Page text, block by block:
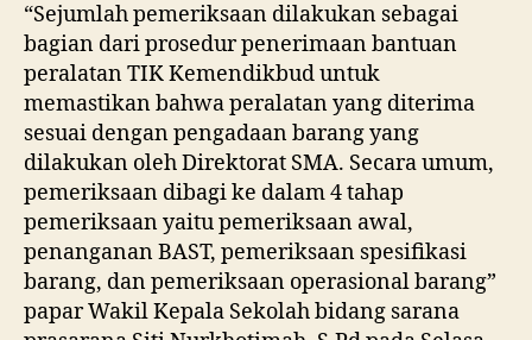
“Sejumlah pemeriksaan dilakukan sebagai
bagian dari prosedur penerimaan bantuan
peralatan TIK Kemendikbud untuk
memastikan bahwa peralatan yang diterima
sesuai dengan pengadaan barang yang
dilakukan oleh Direktorat SMA. Secara umum,
pemeriksaan dibagi ke dalam 4 tahap
pemeriksaan yaitu pemeriksaan awal,
penanganan BAST, pemeriksaan spesifikasi
barang, dan pemeriksaan operasional barang”
papar Wakil Kepala Sekolah bidang sarana